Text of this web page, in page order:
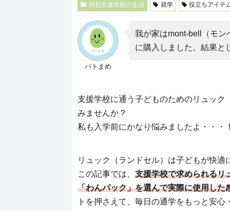
特別支援学校の生活 就学 役立ちアイテ
パトまめ
我が家はmont-bell（モン
に購入しました。結果と
支援学校に通う子どものためのリュッ
みませんか？
私も入学前にかなり悩みましたよ・・・
リュック（ランドセル）は子どもが快
この記事では、 支援学校で求められるリ
「わんパック」を選んで実際に使用した
トを押さえて、毎日の通学をもっと安心